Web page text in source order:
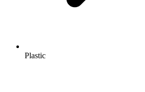
Plastic